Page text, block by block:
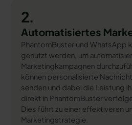
2.
Automatisiertes
PhantomBuster und WhatsApp
genutzt werden, um
Marketingkampagnen
können personalisierte
senden und dabei die Leistung
direkt in PhantomBuster
Dies führt zu einer effektiveren
Marketingstrategie.